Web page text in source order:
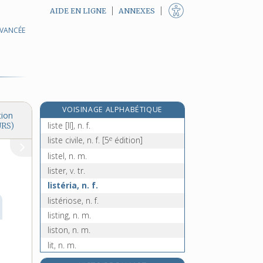
AIDE EN LIGNE ANNEXES
VOISINAGE ALPHABÉTIQUE
liste [I], n. f.
liste [II], n. f.
liste civile, n. f. [5e édition]
listel, n. m.
lister, v. tr.
listéria, n. f.
listériose, n. f.
listing, n. m.
liston, n. m.
lit, n. m.
litanie, n. f.